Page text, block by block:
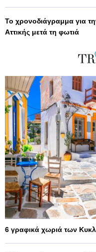
Το χρονοδιάγραμμα για
Αττικής μετά τη φωτιά
6 γραφικά χωριά των